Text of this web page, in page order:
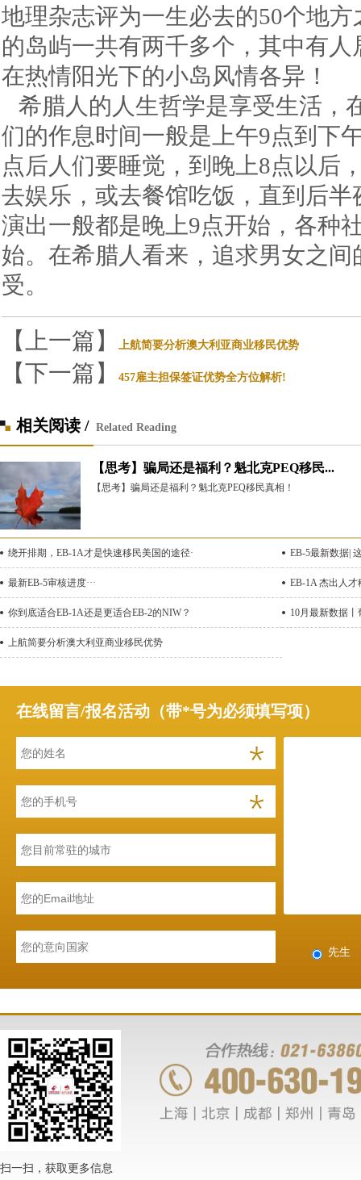
地理杂志评为一生必去的50个地
的岛屿一共有两千多个，其中有
在热情阳光下的小岛风情各异！
希腊人的人生哲学是享受生活，
们的作息时间一般是上午9点到下
点后人们要睡觉，到晚上8点以后
去娱乐，或去餐馆吃饭，直到后
演出一般都是晚上9点开始，各种
始。在希腊人看来，追求男女之
受。
【上一篇】 上航简要分析澳大利亚商业移民优势
【下一篇】 457雇主担保签证优势全方位解析!
相关阅读 / Related Reading
【思考】骗局还是福利？魁北克PEQ移民...
【思考】骗局还是福利？魁北克PEQ移民真相！
绕开排期，EB-1A才是快速移民美国的途径· EB-5最新数据|
最新EB-5审核进度··· EB-1A 杰出人才
你到底适合EB-1A还是更适合EB-2的NIW？ 10月最新数据
上航简要分析澳大利亚商业移民优势
在线留言/报名活动（带*号为必须填写项）
先生
扫一扫，获取更多信息